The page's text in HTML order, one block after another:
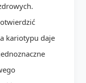
kariotypu daje